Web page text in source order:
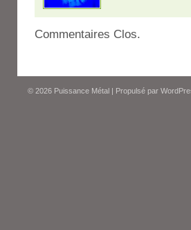
Commentaires Clos.
© 2026 Puissance Métal | Propulsé par